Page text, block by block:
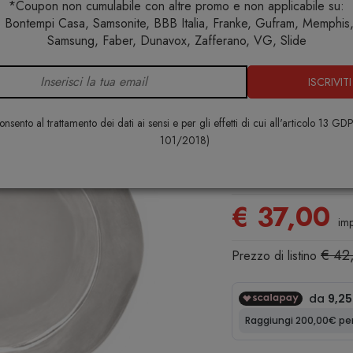
*Coupon non cumulabile con altre promo e non applicabile su:
Bontempi Casa, Samsonite, BBB Italia, Franke, Gufram,
Samsung, Faber, Dunavox, Zafferano, VG, Slide
ISCRIVITI
al trattamento dei dati ai sensi e per gli effetti di cui all'articolo 13
101/2018)
Sottopiatti I Senza Tempo Oro e Argento Sottopiatto
I Senza
Argento
€ 37,00
Prezzo di listino €